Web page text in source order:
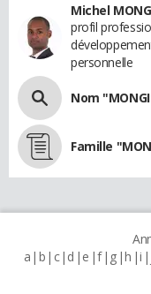
Michel
profil
personnelle
Nom
Famille
a b c d e f g h i